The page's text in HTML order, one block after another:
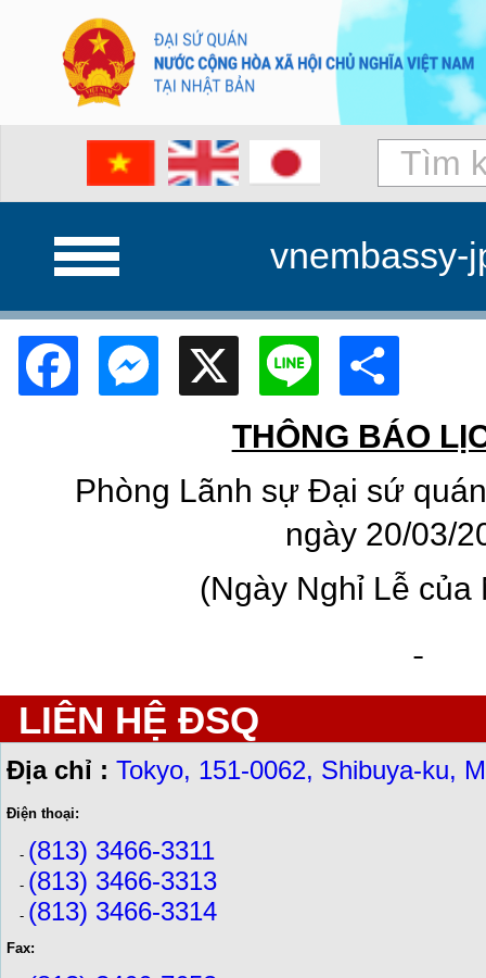
vnembassy-
FacebookMessenger
X Line
THÔNG BÁO
Phòng Lãnh sự Đại sứ
ngày 20/03/
(Ngày Nghỉ Lễ của
LIÊN HỆ ĐSQ
Địa chỉ : Tokyo, 151-0062, Shibuya-ku,
Điện thoại:
- (813) 3466-3311
- (813) 3466-3313
- (813) 3466-3314
Fax: